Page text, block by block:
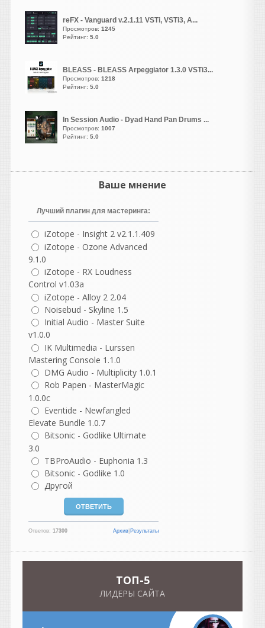
электрогитаризме!
Да, и сегодня, по ходу, день
девайсов!
LizardKing
написал 06.08.2026 в04:13
Классное название -
"Притворитесь Хоуи",
Невежды вне времени. Они
всегда были, есть и будут.
Ser6140
написал 06.08.2026 в
У федюньчиков что то
болит и чешется
лол
написал 05.08.2026 в23:47
Heavy
В FL Studio работают
многие мировые звезды
хип-хопа, трэпа и
электронной танцевальной
Metro Boomin, Martin Garrix,
Hit-Boy, Nick Mira, 9th
Wonder и Avicii. Эта
программа популярна
благодаря быстрому
созданию базовых ритмов и
удобному интерфейсу.
Хип-хоп и трэп продюсеры
хитов для Future, Drake и
Travis Scott.
West, Jay-Z, Eminem и 50
reFX - Vanguard v.2.1.11 VSTi, VSTi3, A...
Просмотров: 1245
Рейтинг: 5.0
BLEASS - BLEASS Arpeggiator 1.3.0 VSTi3...
Просмотров: 1218
Рейтинг: 5.0
In Session Audio - Dyad Hand Pan Drums ...
Просмотров: 1007
Рейтинг: 5.0
Ваше мнение
Лучший плагин для мастеринга:
iZotope - Insight 2 v2.1.1.409
iZotope - Ozone Advanced
9.1.0
iZotope - RX Loudness
Control v1.03a
iZotope - Alloy 2 2.04
Noisebud - Skyline 1.5
Initial Audio - Master Suite
v1.0.0
IK Multimedia - Lurssen
Mastering Console 1.1.0
DMG Audio - Multiplicity 1.0.1
Rob Papen - MasterMagic
1.0.0c
Eventide - Newfangled
Elevate Bundle 1.0.7
Bitsonic - Godlike Ultimate
3.0
TBProAudio - Euphonia 1.3
Bitsonic - Godlike 1.0
Другой
Ответов: 17300 Результаты
Архив
TOП-5
ЛИДЕРЫ САЙТА